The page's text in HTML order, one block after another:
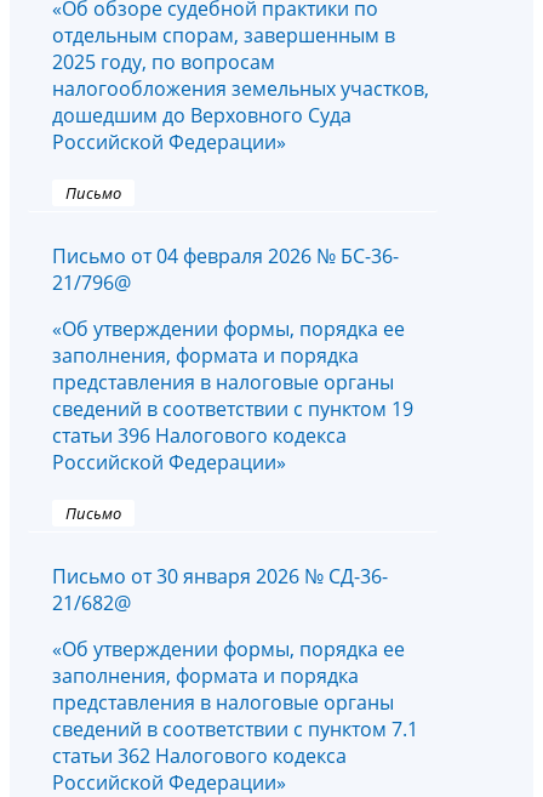
«Об обзоре судебной практики по
отдельным спорам, завершенным в
2025 году, по вопросам
налогообложения земельных участков,
дошедшим до Верховного Суда
Российской Федерации»
Письмо
Письмо от 04 февраля 2026 № БС-36-
21/796@
«Об утверждении формы, порядка ее
заполнения, формата и порядка
представления в налоговые органы
сведений в соответствии с пунктом 19
статьи 396 Налогового кодекса
Российской Федерации»
Письмо
Письмо от 30 января 2026 № СД-36-
21/682@
«Об утверждении формы, порядка ее
заполнения, формата и порядка
представления в налоговые органы
сведений в соответствии с пунктом 7.1
статьи 362 Налогового кодекса
Российской Федерации»